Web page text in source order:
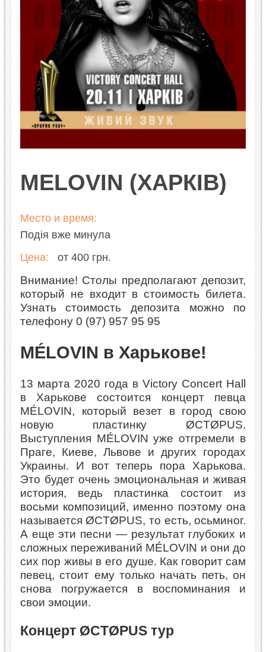
MELOVIN (ХАРКІВ)
Место и время:
Подія вже минула
Цена:
от 400 грн.
Внимание! Столы предполагают депозит,
который не входит в стоимость билета.
Узнать стоимость депозита можно по
телефону 0 (97) 957 95 95
MÉLOVIN в Харькове!
13 марта 2020 года в Victory Concert Hall
в Харькове состоится концерт певца
MÉLOVIN, который везет в город свою
новую пластинку ØCTØPUS.
Выступления MÉLOVIN уже отгремели в
Праге, Киеве, Львове и других городах
Украины. И вот теперь пора Харькова.
Это будет очень эмоциональная и живая
история, ведь пластинка состоит из
восьми композиций, именно поэтому она
называется ØCTØPUS, то есть, осьминог.
А еще эти песни — результат глубоких и
сложных переживаний MÉLOVIN и они до
сих пор живы в его душе. Как говорит сам
певец, стоит ему только начать петь, он
снова погружается в воспоминания и
свои эмоции.
Концерт ØCTØPUS тур